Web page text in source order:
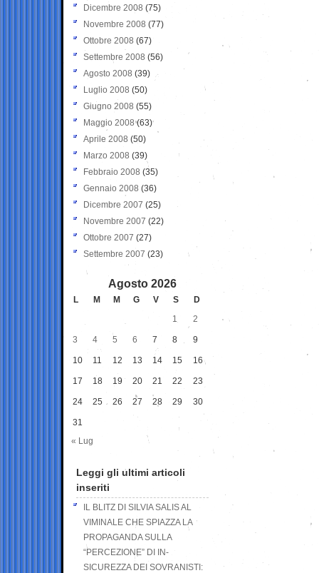
Dicembre 2008 (75)
Novembre 2008 (77)
Ottobre 2008 (67)
Settembre 2008 (56)
Agosto 2008 (39)
Luglio 2008 (50)
Giugno 2008 (55)
Maggio 2008(63)
Aprile 2008 (50)
Marzo 2008 (39)
Febbraio 2008 (35)
Gennaio 2008 (36)
Dicembre 2007 (25)
Novembre 2007 (22)
Ottobre 2007 (27)
Settembre 2007 (23)
Agosto 2026
L M M G V S
D
1
2
3 4 5 6 7 8 9
10 11 12 13 14 15 16
17 18 19 20 21 22 23
24 25 26 27 28 29 30
31
« Lug
Leggi gli ultimi articoli
inseriti
IL BLITZ DI SILVIA SALIS AL
VIMINALE CHE SPIAZZA LA
PROPAGANDA SULLA
“PERCEZIONE” DI IN-
SICUREZZA DEI SOVRANISTI: